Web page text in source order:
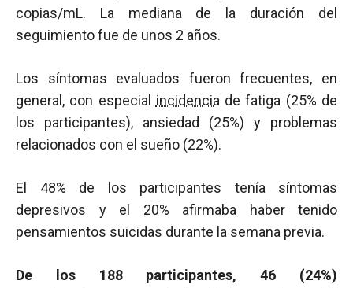
copias/mL. La mediana de la duración del
seguimiento fue de unos 2 años.
Los síntomas evaluados fueron frecuentes, en
general, con especial incidencia de fatiga (25% de
los participantes), ansiedad (25%) y problemas
relacionados con el sueño (22%).
El 48% de los participantes tenía síntomas
depresivos y el 20% afirmaba haber tenido
pensamientos suicidas durante la semana previa.
De los 188 participantes, 46 (24%)